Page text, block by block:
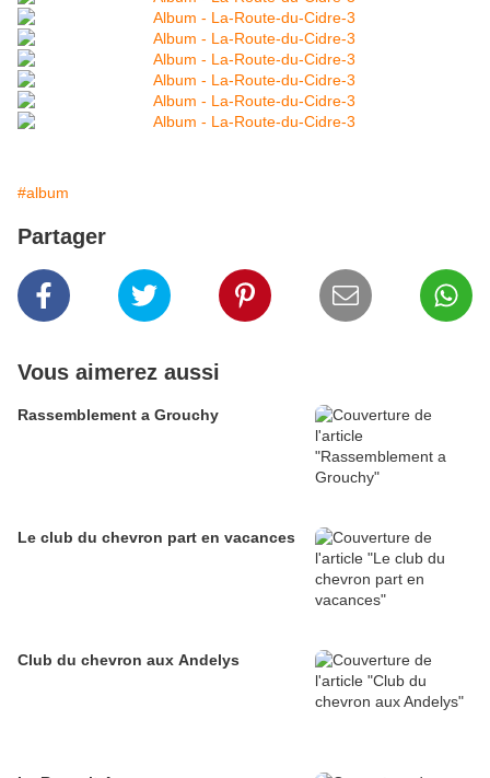
#album
Partager
Vous aimerez aussi
Rassemblement a Grouchy
Le club du chevron part en vacances
Club du chevron aux Andelys